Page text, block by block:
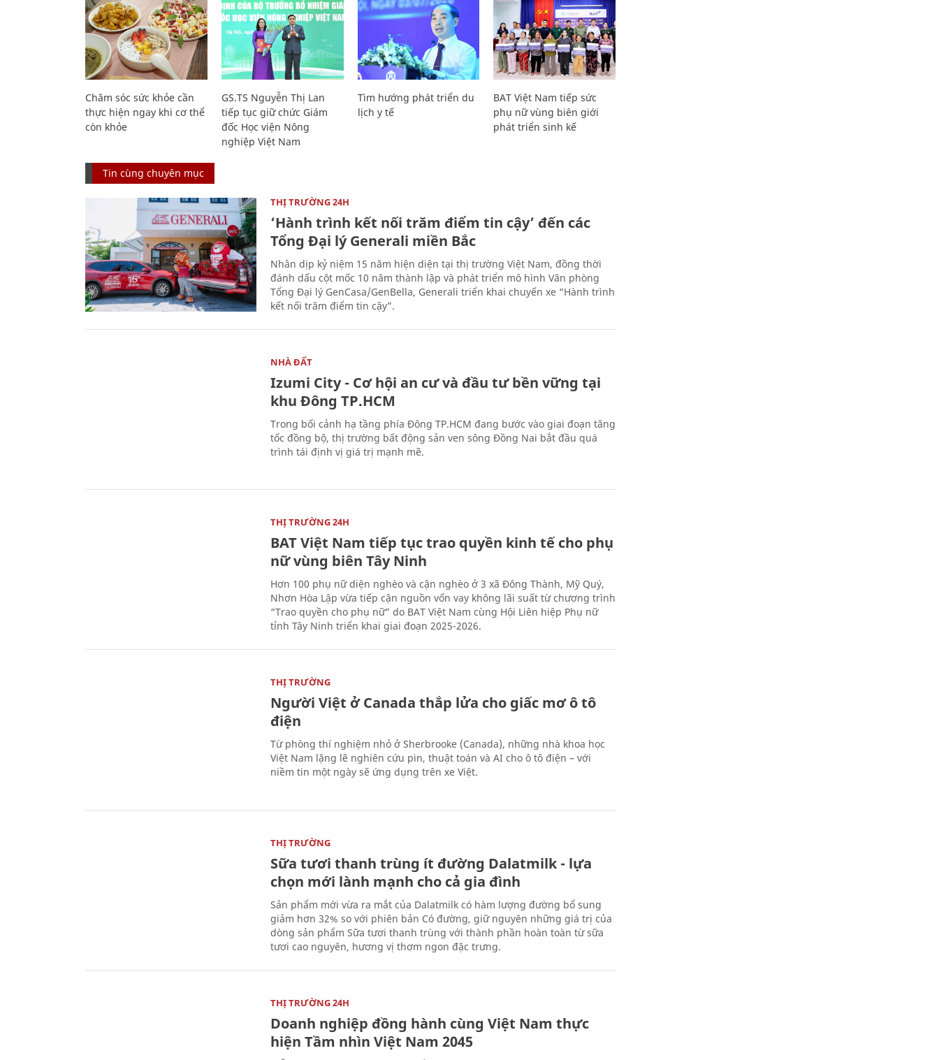
Chăm sóc sức khỏe cần
thực hiện ngay khi cơ thể
còn khỏe
GS.TS Nguyễn Thị Lan
tiếp tục giữ chức Giám
đốc Học viện Nông
nghiệp Việt Nam
Tìm hướng phát triển du
lịch y tế
BAT Việt Nam tiếp sức
phụ nữ vùng biên giới
phát triển sinh kế
Tin cùng chuyên mục
THỊ TRƯỜNG 24H
‘Hành trình kết nối trăm điểm tin cậy’ đến các
Tổng Đại lý Generali miền Bắc
Nhân dịp kỷ niệm 15 năm hiện diện tại thị trường Việt Nam, đồng thời
đánh dấu cột mốc 10 năm thành lập và phát triển mô hình Văn phòng
Tổng Đại lý GenCasa/GenBella, Generali triển khai chuyến xe “Hành trình
kết nối trăm điểm tin cậy”.
NHÀ ĐẤT
Izumi City - Cơ hội an cư và đầu tư bền vững tại
khu Đông TP.HCM
Trong bối cảnh hạ tầng phía Đông TP.HCM đang bước vào giai đoạn tăng
tốc đồng bộ, thị trường bất động sản ven sông Đồng Nai bắt đầu quá
trình tái định vị giá trị mạnh mẽ.
THỊ TRƯỜNG 24H
BAT Việt Nam tiếp tục trao quyền kinh tế cho phụ
nữ vùng biên Tây Ninh
Hơn 100 phụ nữ diện nghèo và cận nghèo ở 3 xã Đông Thành, Mỹ Quý,
Nhơn Hòa Lập vừa tiếp cận nguồn vốn vay không lãi suất từ chương trình
“Trao quyền cho phụ nữ” do BAT Việt Nam cùng Hội Liên hiệp Phụ nữ
tỉnh Tây Ninh triển khai giai đoạn 2025-2026.
THỊ TRƯỜNG
Người Việt ở Canada thắp lửa cho giấc mơ ô tô
điện
Từ phòng thí nghiệm nhỏ ở Sherbrooke (Canada), những nhà khoa học
Việt Nam lặng lẽ nghiên cứu pin, thuật toán và AI cho ô tô điện – với
niềm tin một ngày sẽ ứng dụng trên xe Việt.
THỊ TRƯỜNG
Sữa tươi thanh trùng ít đường Dalatmilk - lựa
chọn mới lành mạnh cho cả gia đình
Sản phẩm mới vừa ra mắt của Dalatmilk có hàm lượng đường bổ sung
giảm hơn 32% so với phiên bản Có đường, giữ nguyên những giá trị của
dòng sản phẩm Sữa tươi thanh trùng với thành phần hoàn toàn từ sữa
tươi cao nguyên, hương vị thơm ngon đặc trưng.
THỊ TRƯỜNG 24H
Doanh nghiệp đồng hành cùng Việt Nam thực
hiện Tầm nhìn Việt Nam 2045